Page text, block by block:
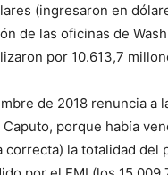
(ingresaron en
de las oficinas de
por 10.613,7
de 2018 renuncia a
Caputo, porque había
correcta) la totalidad del